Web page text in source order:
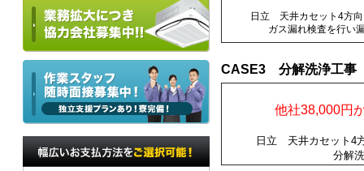
日立 天井カセット4方
ガス漏れ検査を行い
CASE3 分解洗浄工事
他社38,000円
日立 天井カセット
分解